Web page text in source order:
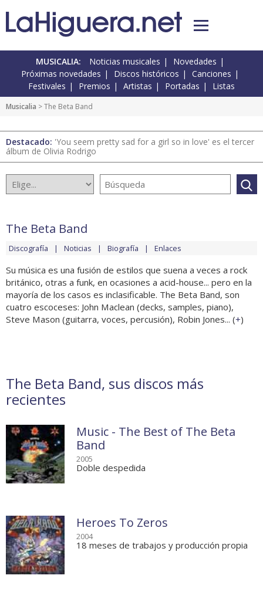
MUSICALIA: Noticias musicales
Novedades
Próximas novedades
Discos históricos
Canciones
Festivales
Premios Artistas Portadas Listas
Musicalia > The Beta Band
Destacado: 'You seem pretty sad for a girl so in love' es el tercer
álbum de Olivia Rodrigo
The Beta Band
Discografía Noticias Biografía Enlaces
Su música es una fusión de estilos que suena a veces a rock
británico, otras a funk, en ocasiones a acid-house... pero en la
mayoría de los casos es inclasificable. The Beta Band, son
cuatro escoceses: John Maclean (decks, samples, piano),
Steve Mason (guitarra, voces, percusión), Robin Jones... (+)
The Beta Band, sus discos más
recientes
Music - The Best of The Beta
Band
2005
Doble despedida
Heroes To Zeros
2004
18 meses de trabajos y producción propia